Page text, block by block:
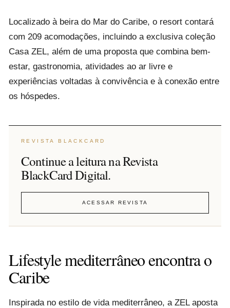
Localizado à beira do Mar do Caribe, o resort contará
com 209 acomodações, incluindo a exclusiva coleção
Casa ZEL, além de uma proposta que combina bem-
estar, gastronomia, atividades ao ar livre e
experiências voltadas à convivência e à conexão entre
os hóspedes.
REVISTA BLACKCARD
Continue a leitura na Revista
BlackCard Digital.
ACESSAR REVISTA
Lifestyle mediterrâneo encontra o
Caribe
Inspirada no estilo de vida mediterrâneo, a ZEL aposta